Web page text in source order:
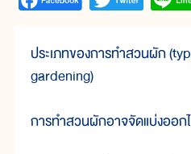
ประเภทของการทำสวนผัก
gardening)
การทำสวนผักอาจจัดแบ่งออก